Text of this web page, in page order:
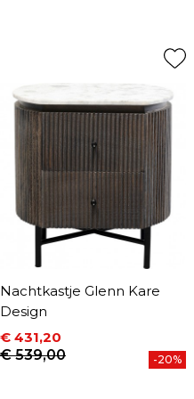
Nachtkastje Glenn Kare
Design
Prijs
€ 431,20
Normale prijs
€ 539,00 -20%